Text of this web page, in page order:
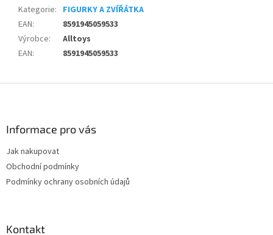
Kategorie: FIGURKY A ZVÍŘÁTKA
EAN:
8591945059533
Výrobce:
Alltoys
EAN: 8591945059533
Informace pro vás
Jak nakupovat
Obchodní podmínky
Podmínky ochrany osobních údajů
Kontakt